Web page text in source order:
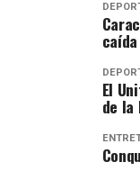
El
de la